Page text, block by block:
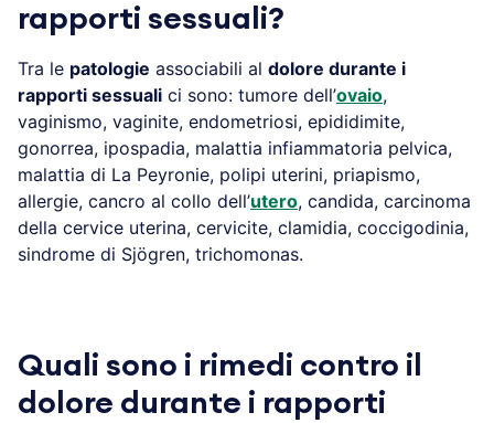
rapporti sessuali?
Tra le patologie associabili al dolore durante i
rapporti sessuali ci sono: tumore dell’ovaio,
vaginismo, vaginite, endometriosi, epididimite,
gonorrea, ipospadia, malattia infiammatoria pelvica,
malattia di La Peyronie, polipi uterini, priapismo,
allergie, cancro al collo dell’utero, candida, carcinoma
della cervice uterina, cervicite, clamidia, coccigodinia,
sindrome di Sjögren, trichomonas.
Quali sono i rimedi contro il
dolore durante i rapporti